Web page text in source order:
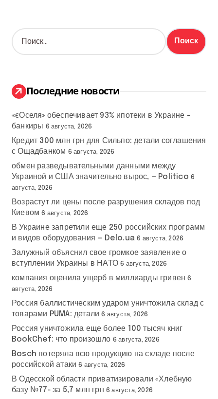
Н
а
:
Последние новости
«єОселя» обеспечивает 93% ипотеки в Украине –
банкиры 6 августа, 2026
Кредит 300 млн грн для Сильпо: детали соглашения
с Ощадбанком 6 августа, 2026
обмен разведывательными данными между
Украиной и США значительно вырос, — Politico 6
августа, 2026
Возрастут ли цены после разрушения складов под
Киевом 6 августа, 2026
В Украине запретили еще 250 российских программ
и видов оборудования — Delo.ua 6 августа, 2026
Залужный объяснил свое громкое заявление о
вступлении Украины в НАТО 6 августа, 2026
компания оценила ущерб в миллиарды гривен 6
августа, 2026
Россия баллистическим ударом уничтожила склад с
товарами PUMA: детали 6 августа, 2026
Россия уничтожила еще более 100 тысяч книг
BookChef: что произошло 6 августа, 2026
Bosch потеряла всю продукцию на складе после
российской атаки 6 августа, 2026
В Одесской области приватизировали «Хлебную
базу №77» за 5,7 млн грн 6 августа, 2026